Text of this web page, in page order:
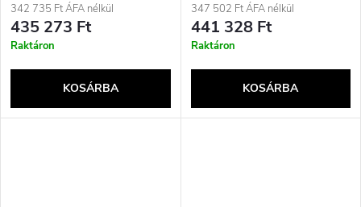
342 735 Ft ÁFA nélkül
435 273 Ft
Raktáron
KOSÁRBA
347 502 Ft ÁFA nélkül
441 328 Ft
Raktáron
KOSÁRBA